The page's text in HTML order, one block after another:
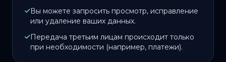
Вы можете запросить просмотр, исправление
или удаление ваших данных.
Передача третьим лицам происходит только
при необходимости (например, платежи).